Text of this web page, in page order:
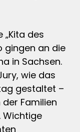
„Kita des
gingen an die
in Sachsen.
wie das
gestaltet –
Familien
Wichtige